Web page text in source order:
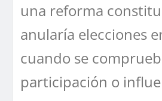
una reforma
anularía elecciones
cuando se
participación o